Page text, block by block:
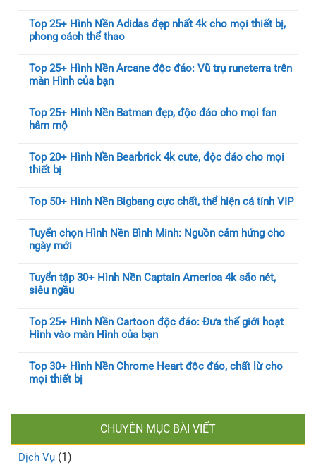
Top 25+ Hình Nền Adidas đẹp nhất 4k cho mọi thiết bị,
phong cách thể thao
Top 25+ Hình Nền Arcane độc đáo: Vũ trụ runeterra trên
màn Hình của bạn
Top 25+ Hình Nền Batman đẹp, độc đáo cho mọi fan
hâm mộ
Top 20+ Hình Nền Bearbrick 4k cute, độc đáo cho mọi
thiết bị
Top 50+ Hình Nền Bigbang cực chất, thể hiện cá tính VIP
Tuyển chọn Hình Nền Bình Minh: Nguồn cảm hứng cho
ngày mới
Tuyển tập 30+ Hình Nền Captain America 4k sắc nét,
siêu ngầu
Top 25+ Hình Nền Cartoon độc đáo: Đưa thế giới hoạt
Hình vào màn Hình của bạn
Top 30+ Hình Nền Chrome Heart độc đáo, chất lừ cho
mọi thiết bị
CHUYÊN MỤC BÀI VIẾT
Dịch Vụ (1)